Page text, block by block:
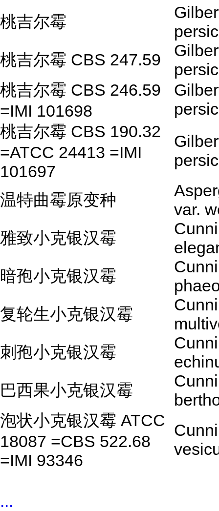
桃吉尔霉
桃吉尔霉 CBS 247.59
桃吉尔霉 CBS 246.59
=IMI 101698
桃吉尔霉 CBS 190.32
=ATCC 24413 =IMI
101697
温特曲霉原变种
var.
雅致小克银汉霉
暗孢小克银汉霉
复轮生小克银汉霉
刺孢小克银汉霉
巴西果小克银汉霉
泡状小克银汉霉 ATCC
18087 =CBS 522.68
=IMI 93346
...